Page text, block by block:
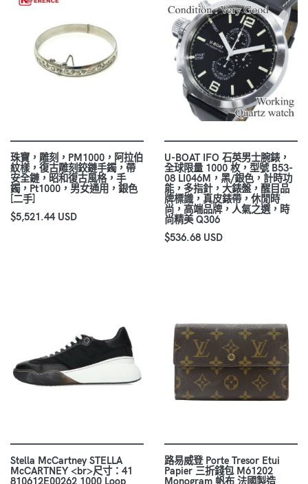
珠寶，雕刻，PM1000，阿拉伯
紋樣，復古雕刻鉸鏈手鐲，帶
安全鏈，昭和復古風格，手
鐲，Pt1000，男女通用，銀色
[二手]
$5,521.44 USD
U-BOAT IFO 石英男士腕錶，
全球限量 1000 枚，型號 B53-
08 LI046M，黑/銀色，計時功
能，多指針，大錶盤，醒目品
牌標識，真皮錶帶，休閒時
尚，高端品牌，人氣之選，時
尚精美 Q306
$536.68 USD
Stella McCartney STELLA
McCARTNEY <br>尺寸：41
810612E00262 1000 Loop
路易威登 Porte Tresor Etui
Papier 三折錢包 M61202
Monogram 帆布 法國製造